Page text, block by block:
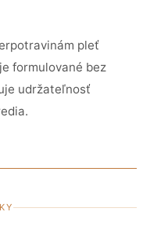
pleť
formulované bez
udržateľnosť